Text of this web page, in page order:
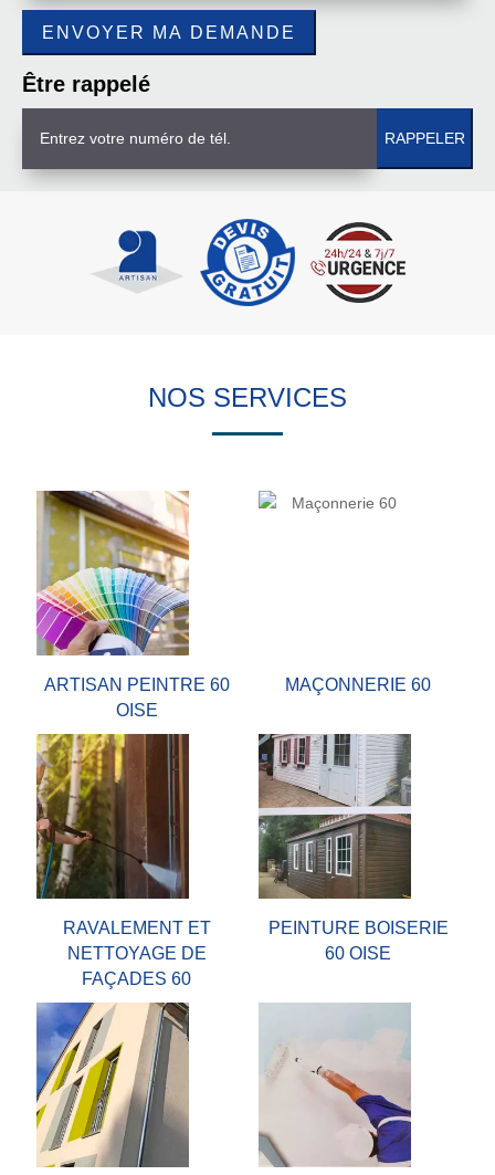
Être rappelé
NOS SERVICES
ARTISAN PEINTRE 60
OISE
MAÇONNERIE 60
RAVALEMENT ET
NETTOYAGE DE
FAÇADES 60
PEINTURE BOISERIE
60 OISE